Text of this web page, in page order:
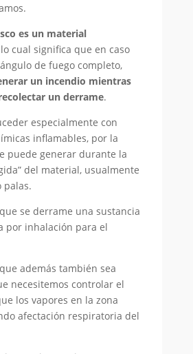
es un material
cual significa que en caso
de fuego completo,
un incendio mientras
un derrame.
especialmente con
inflamables, por la
puede generar durante la
del material, usualmente
palas.
se derrame una sustancia
por inhalación para el
además también sea
necesitemos controlar el
los vapores en la zona
afectación respiratoria del